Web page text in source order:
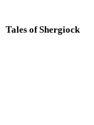
Tales of Shergiock